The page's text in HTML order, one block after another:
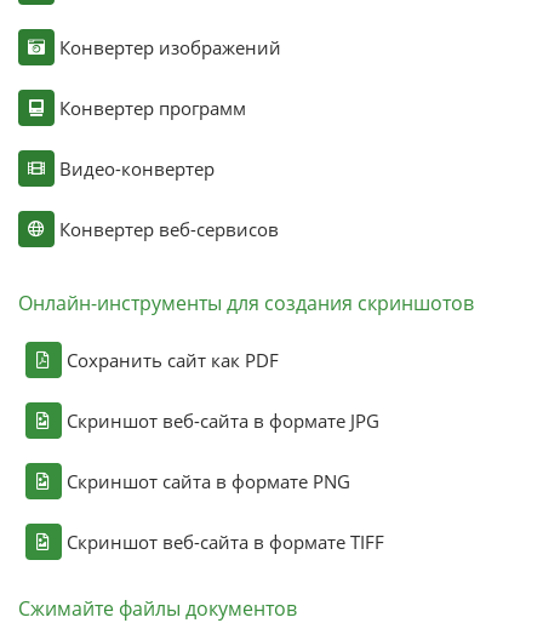
Конвертер изображений
Конвертер программ
Видео-конвертер
Конвертер веб-сервисов
Онлайн-инструменты для создания скриншотов
Сохранить сайт как PDF
Скриншот веб-сайта в формате JPG
Скриншот сайта в формате PNG
Скриншот веб-сайта в формате TIFF
Сжимайте файлы документов